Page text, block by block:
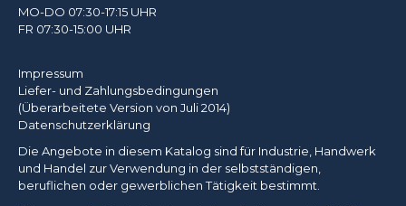
MO-DO 07:30-17:15 UHR
FR 07:30-15:00 UHR
Impressum
Liefer- und Zahlungsbedingungen
(Überarbeitete Version von Juli 2014)
Datenschutzerklärung
Die Angebote in diesem Katalog sind für Industrie, Handwerk
und Handel zur Verwendung in der selbstständigen,
beruflichen oder gewerblichen Tätigkeit bestimmt.